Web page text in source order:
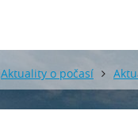
Aktuality o počasí